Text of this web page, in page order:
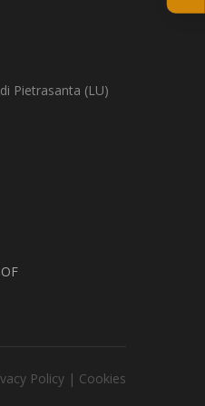
Pietrasanta (LU)
Policy | Cookies